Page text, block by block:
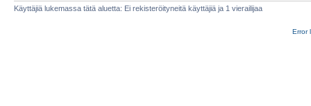
Käyttäjiä lukemassa tätä aluetta: Ei rekisteröityneitä käyttäjiä ja 1 vierailijaa
Error